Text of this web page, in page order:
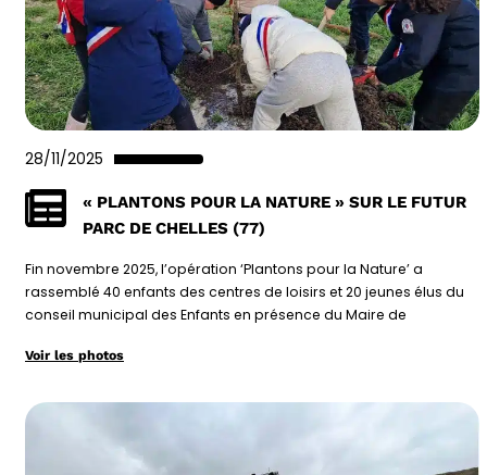
28/11/2025
« PLANTONS POUR LA NATURE » SUR LE FUTUR
PARC DE CHELLES (77)
Fin novembre 2025, l’opération ‘Plantons pour la Nature’ a
rassemblé 40 enfants des centres de loisirs et 20 jeunes élus du
conseil municipal des Enfants en présence du Maire de
Voir les photos